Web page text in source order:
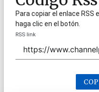
Para copiar el enlace RSS
haga clic en el botón.
RSS link